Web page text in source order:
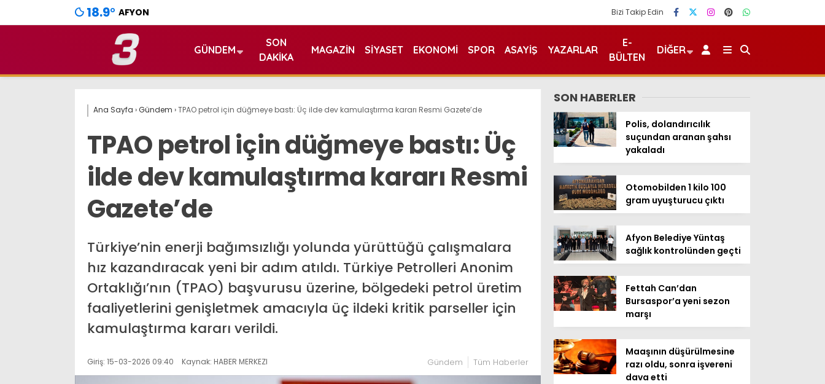
18.9° AFYON Bizi Takip Edin
GÜNDEM
SON
DAKIKA
MAGAZIN SIYASET EKONOMI SPOR ASAYIŞ YAZARLAR
E-
BÜLTEN
DIĞER
Ana Sayfa ›Gündem ›TPAO petrol için düğmeye bastı: Üç ilde dev kamulaştırma kararı Resmi Gazete’de
TPAO petrol için düğmeye bastı: Üç
ilde dev kamulaştırma kararı Resmi
Gazete’de
Türkiye’nin enerji bağımsızlığı yolunda yürüttüğü çalışmalara
hız kazandıracak yeni bir adım atıldı. Türkiye Petrolleri Anonim
Ortaklığı’nın (TPAO) başvurusu üzerine, bölgedeki petrol üretim
faaliyetlerini genişletmek amacıyla üç ildeki kritik parseller için
kamulaştırma kararı verildi.
Giriş: 15-03-2026 09:40 Kaynak: HABER MERKEZI Gündem Tüm Haberler
SON HABERLER
Polis, dolandırıcılık
suçundan aranan şahsı
yakaladı
Otomobilden 1 kilo 100
gram uyuşturucu çıktı
Afyon Belediye Yüntaş
sağlık kontrolünden geçti
Fettah Can’dan
Bursaspor’a yeni sezon
marşı
Maaşının düşürülmesine
razı oldu, sonra işvereni
dava etti